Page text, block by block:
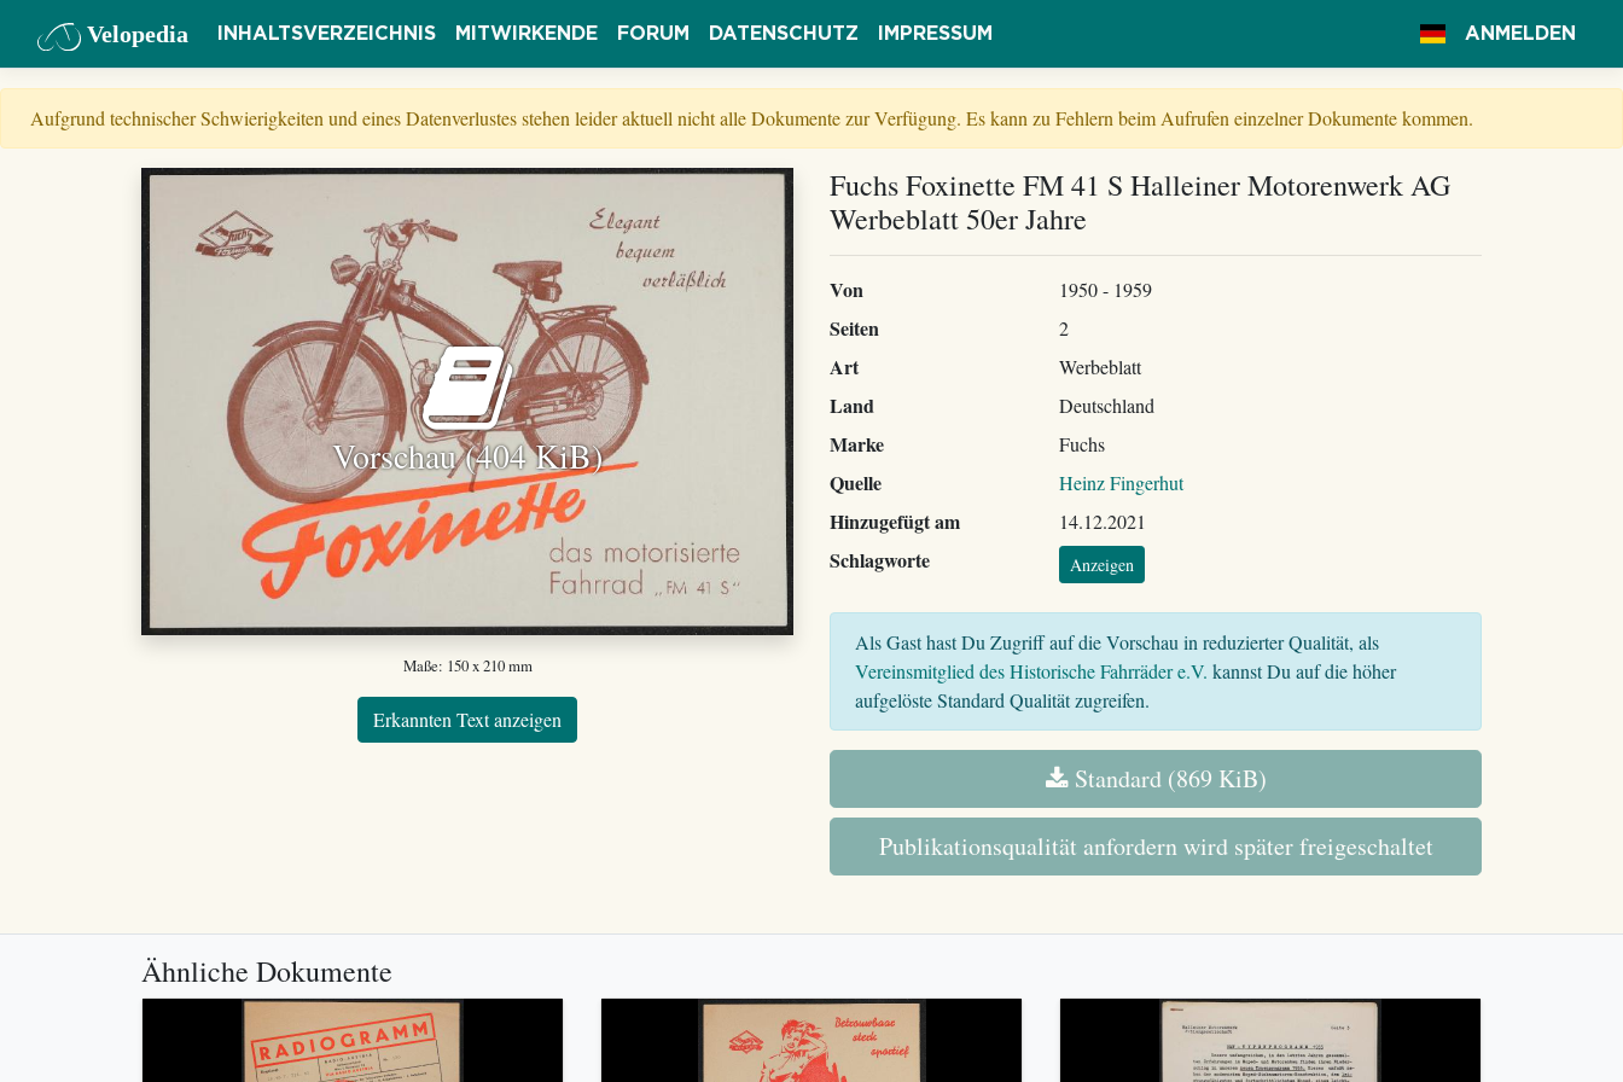
Velopedia INHALTSVERZEICHNIS MITWIRKENDE FORUM DATENSCHUTZ IMPRESSUM ANMELDEN
Aufgrund technischer Schwierigkeiten und eines Datenverlustes stehen leider aktuell nicht alle Dokumente zur Verfügung. Es kann zu Fehlern beim Aufrufen einzelner Dokumente kommen.
Vorschau (404 KiB)
Maße: 150 x 210 mm
Erkannten Text anzeigen
Fuchs Foxinette FM 41 S Halleiner Motorenwerk AG
Werbeblatt 50er Jahre
Von 1950 - 1959
Seiten 2
Art Werbeblatt
Land Deutschland
Marke Fuchs
Quelle Heinz Fingerhut
Hinzugefügt am 14.12.2021
Schlagworte Anzeigen
Als Gast hast Du Zugriff auf die Vorschau in reduzierter Qualität, als
Vereinsmitglied des Historische Fahrräder e.V. kannst Du auf die höher
aufgelöste Standard Qualität zugreifen.
Standard (869 KiB)
Publikationsqualität anfordern wird später freigeschaltet
Ähnliche Dokumente